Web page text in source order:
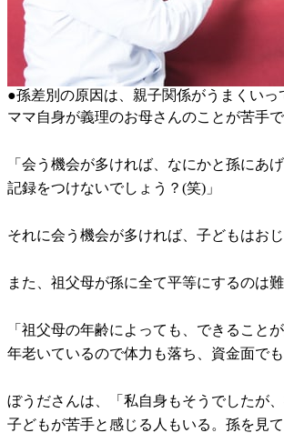
●孫差別の原因は、親子関係がうまくいっ
ママ自身が義理のお母さんのことが苦手
「会う機会が多ければ、なにかと孫にあ
記録をつけないでしょう？(笑)」
それに会う機会が多ければ、子どもはお
また、祖父母が孫に全て平等にするのは
「祖父母の年齢によっても、できること
年老いているので体力も落ち、資金面で
ぼうださんは、「私自身もそうでしたが
子どもが苦手と感じる人もいる。孫を見